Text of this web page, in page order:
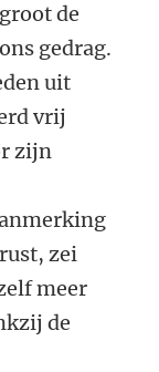
de
gedrag.
uit
vrij
zijn
zei
meer
de